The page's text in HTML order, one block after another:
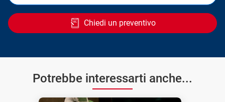
Chiedi un preventivo
Potrebbe interessarti anche...